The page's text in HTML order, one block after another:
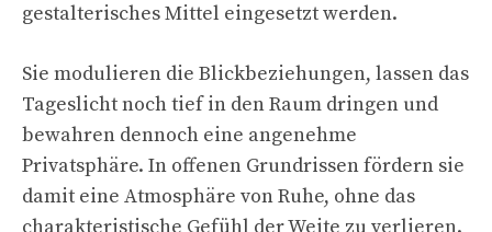
gestalterisches Mittel eingesetzt werden.
Sie modulieren die Blickbeziehungen, lassen das
Tageslicht noch tief in den Raum dringen und
bewahren dennoch eine angenehme
Privatsphäre. In offenen Grundrissen fördern sie
damit eine Atmosphäre von Ruhe, ohne das